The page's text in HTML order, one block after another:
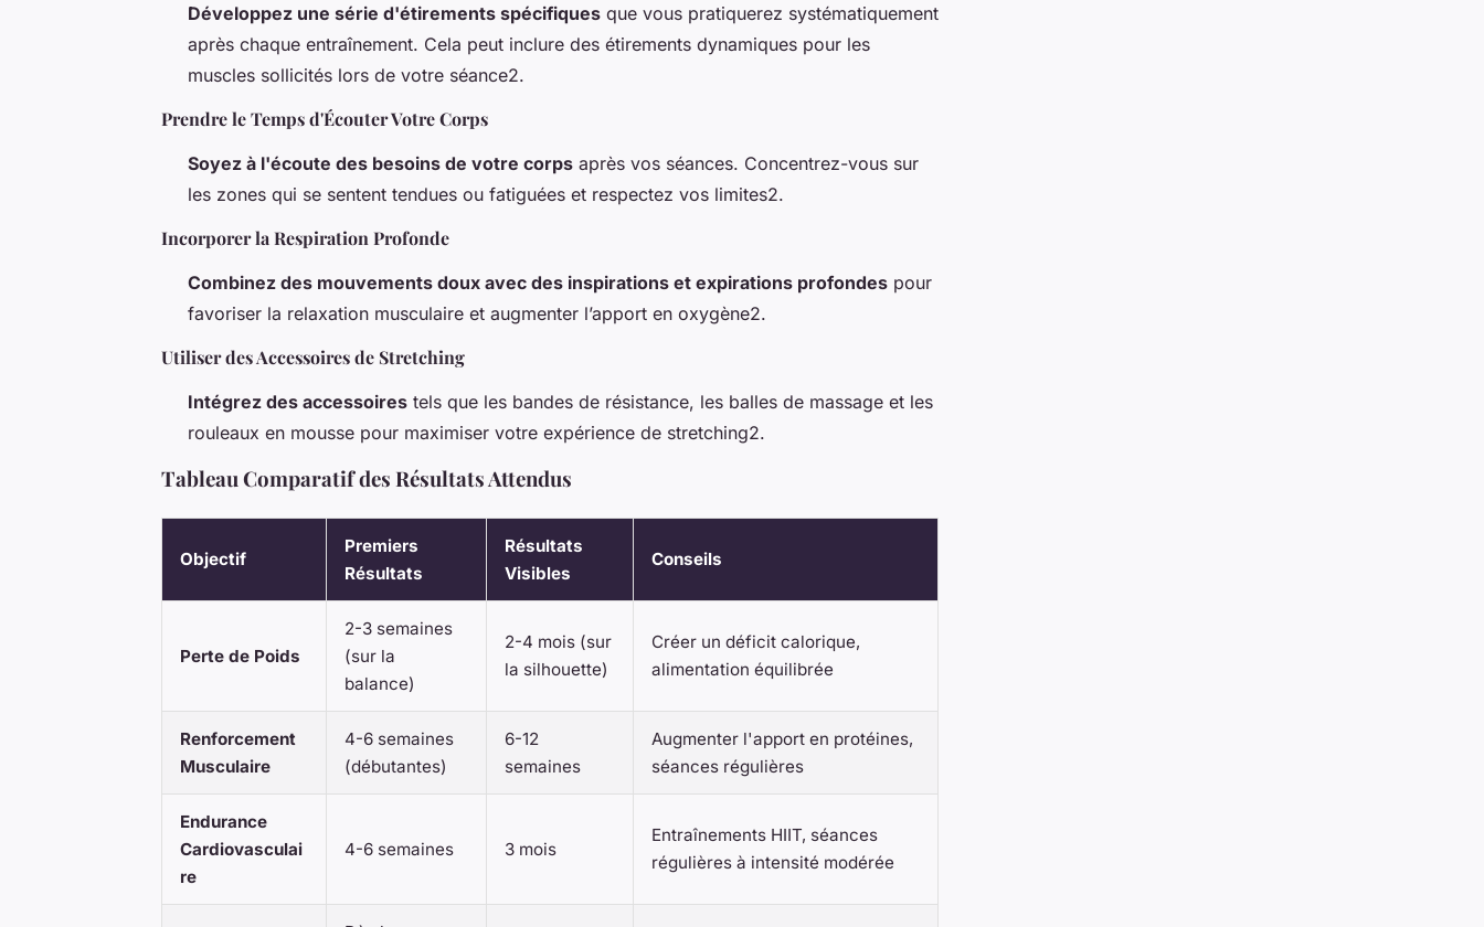
Développez une série d'étirements spécifiques que vous pratiquerez systématiquement
après chaque entraînement. Cela peut inclure des étirements dynamiques pour les
muscles sollicités lors de votre séance2.
Prendre le Temps d'Écouter Votre Corps
Soyez à l'écoute des besoins de votre corps après vos séances. Concentrez-vous sur
les zones qui se sentent tendues ou fatiguées et respectez vos limites2.
Incorporer la Respiration Profonde
Combinez des mouvements doux avec des inspirations et expirations profondes pour
favoriser la relaxation musculaire et augmenter l’apport en oxygène2.
Utiliser des Accessoires de Stretching
Intégrez des accessoires tels que les bandes de résistance, les balles de massage et les
rouleaux en mousse pour maximiser votre expérience de stretching2.
Tableau Comparatif des Résultats Attendus
Objectif
Premiers
Résultats
Résultats
Visibles
Conseils
Perte de Poids
2-3 semaines
(sur la
balance)
2-4 mois (sur
la silhouette)
Créer un déficit calorique,
alimentation équilibrée
Renforcement
Musculaire
4-6 semaines
(débutantes)
6-12
semaines
Augmenter l'apport en protéines,
séances régulières
Endurance
Cardiovasculai
re
4-6 semaines 3 mois
Entraînements HIIT, séances
régulières à intensité modérée